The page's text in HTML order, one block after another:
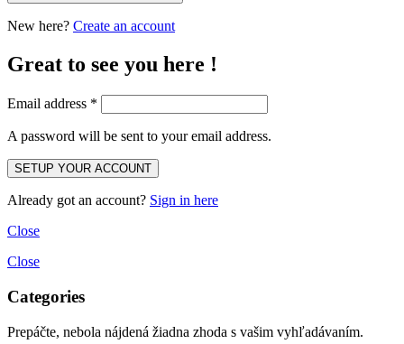
New here? Create an account
Great to see you here !
Email address *
A password will be sent to your email address.
Already got an account? Sign in here
Close
Close
Categories
Prepáčte, nebola nájdená žiadna zhoda s vašim vyhľadávaním.